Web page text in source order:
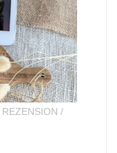
REZENSION /